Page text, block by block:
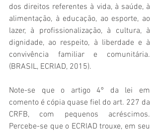
dos direitos referentes à vida, à saúde, à
alimentação, à educação, ao esporte, ao
lazer, à profissionalização, à cultura, à
dignidade, ao respeito, à liberdade e à
convivência familiar e comunitária.
(BRASIL, ECRIAD, 2015).
Note-se que o artigo 4º da lei em
comento é cópia quase fiel do art. 227 da
CRFB, com pequenos acréscimos.
Percebe-se que o ECRIAD trouxe, em seu